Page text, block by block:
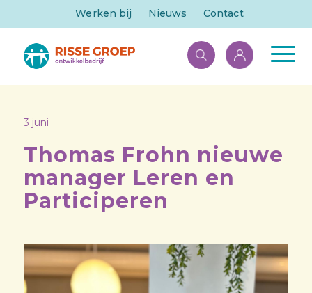
Werken bij Nieuws Contact
3 juni
Thomas Frohn nieuwe
manager Leren en
Participeren